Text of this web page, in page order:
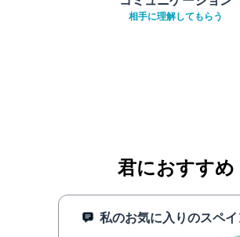
相手に理解してもらう
君におすすめ
私のお気に入りのスペイン語